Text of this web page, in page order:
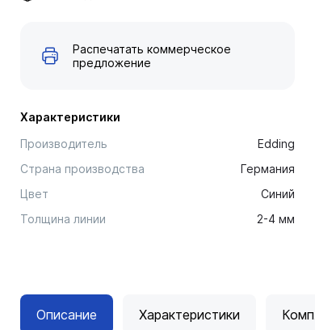
Характеристики
Производитель
Edding
Страна производства
Германия
Цвет
Синий
Толщина линии
2-4 мм
Распечатать коммерческое
предложение
Описание Характеристики